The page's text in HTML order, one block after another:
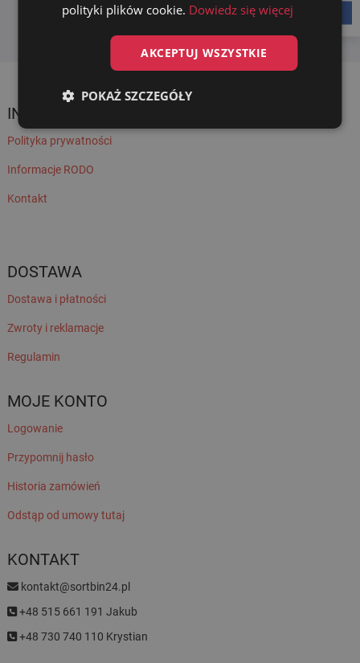
INFORMACJE
Polityka prywatności
Informacje RODO
Kontakt
DOSTAWA
Dostawa i płatności
Zwroty i reklamacje
Regulamin
MOJE KONTO
Logowanie
Przypomnij hasło
Historia zamówień
Odstąp od umowy tutaj
KONTAKT
kontakt@sortbin24.pl
+48 515 661 191 Jakub
+48 730 740 110 Krystian
polityki plików cookie. Dowiedz się więcej
AKCEPTUJ WSZYSTKIE
POKAŻ SZCZEGÓŁY